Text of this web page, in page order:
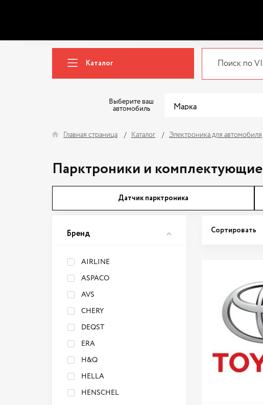
Каталог
Выберите ваш
автомобиль
Главная страница Каталог Электроника для автомобиля
Парктроники и комплектующие
Датчик парктроника
Бренд
AIRLINE
ASPACO
AVS
CHERY
DEQST
ERA
H&Q
HELLA
HENSCHEL
Сортировать